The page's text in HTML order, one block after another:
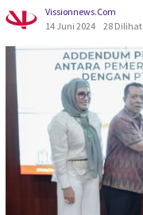
Vissionnews.com
14 Juni 2024
28 Dilihat